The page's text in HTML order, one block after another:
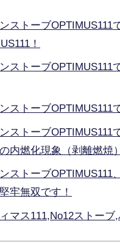
ストーブ
！
ストーブ
ストーブ
ストーブ
内燃化現象（剥離燃焼
ストーブOPTIMUS111
牢無双です！
マス111,No12ストーブ